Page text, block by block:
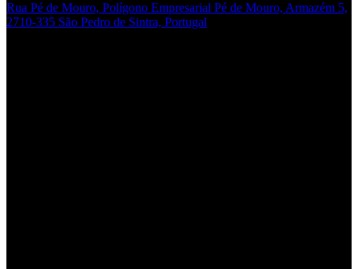
Rua Pé de Mouro, Polígono Empresarial Pé de Mouro, Armazém 5,
2710-335 São Pedro de Sintra, Portugal